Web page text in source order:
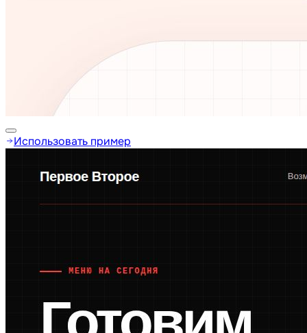
Использовать пример